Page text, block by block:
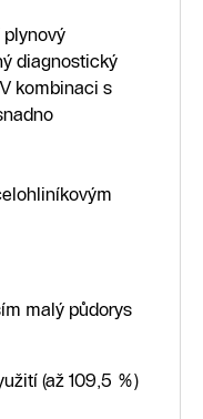
diagnostický
kombinaci s
malý půdorys
(až 109,5 %)